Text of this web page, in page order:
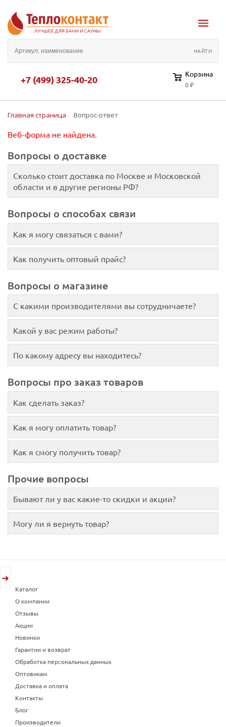
+7 (499) 325-40-20 Корзина
0 ₽
Главная страница Вопрос-ответ
Веб-форма не найдена.
Вопросы о доставке
Сколько стоит доставка по Москве и Московской
области и в другие регионы РФ?
Вопросы о способах связи
Как я могу связаться с вами?
Как получить оптовый прайс?
Вопросы о магазине
С какими производителями вы сотрудничаете?
Какой у вас режим работы?
По какому адресу вы находитесь?
Вопросы про заказ товаров
Как сделать заказ?
Как я могу оплатить товар?
Как я смогу получить товар?
Прочие вопросы
Бывают ли у вас какие-то скидки и акции?
Могу ли я вернуть товар?
Каталог
О компании
Отзывы
Акции
Новинки
Гарантии и возврат
Обработка персональных данных
Оптовикам
Доставка и оплата
Контакты
Блог
Производители